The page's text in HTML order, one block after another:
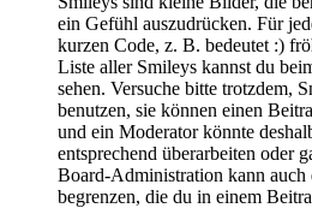
ein Gefühl auszudrücken. Für
kurzen Code, z. B. bedeutet :)
Liste aller Smileys kannst du
sehen. Versuche bitte trotzdem,
benutzen, sie können einen
und ein Moderator könnte
entsprechend überarbeiten oder
Board-Administration kann
begrenzen, die du in einem